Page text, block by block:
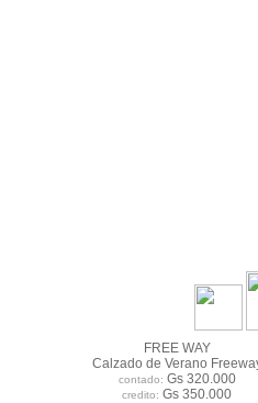
FREE WAY
Calzado de Verano
contado: Gs 320.000
credito: Gs 350.000